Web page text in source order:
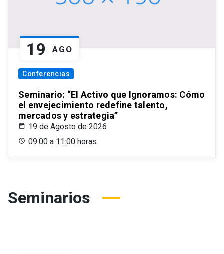
19 AGO
Conferencias
Seminario: “El Activo que Ignoramos: Cómo
el envejecimiento redefine talento,
mercados y estrategia”
19 de Agosto de 2026
09:00 a 11:00 horas
Seminarios